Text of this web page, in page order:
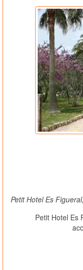
Petit Hotel Es
Petit Hotel Es